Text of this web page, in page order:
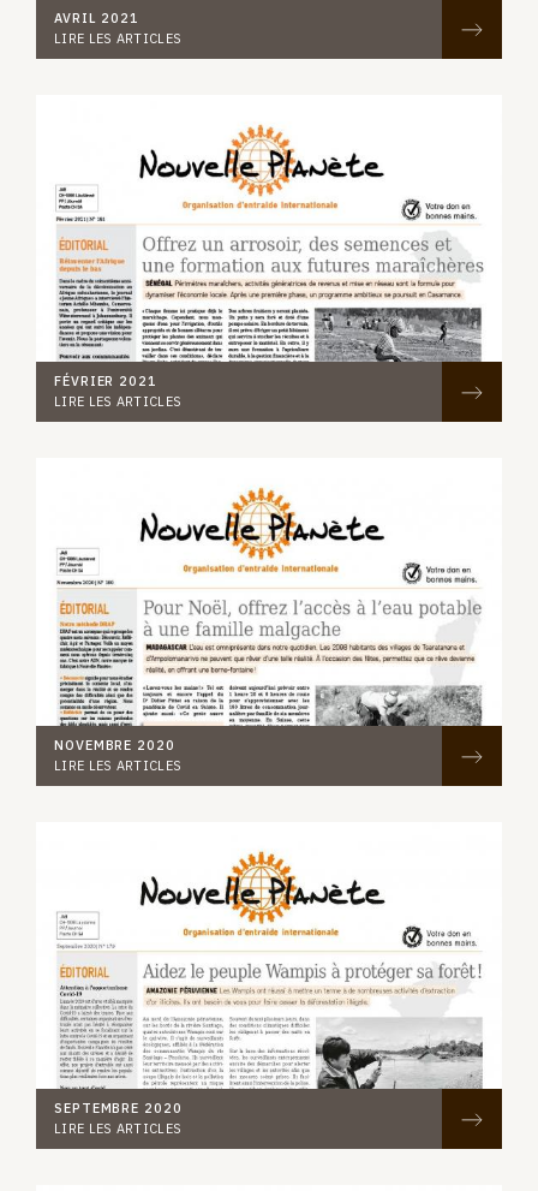
AVRIL 2021
LIRE LES ARTICLES
FÉVRIER 2021
LIRE LES ARTICLES
NOVEMBRE 2020
LIRE LES ARTICLES
SEPTEMBRE 2020
LIRE LES ARTICLES